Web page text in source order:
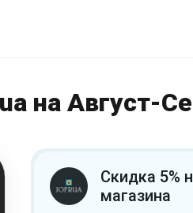
на Август-
Скидка 5%
магазина